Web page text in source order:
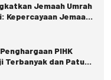
Jemaah Umrah
Kepercayaan Jemaah
PIHK
Terbanyak dan Patuh